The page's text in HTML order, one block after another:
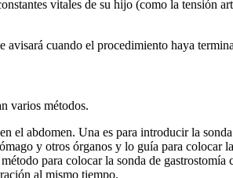
vitales de su hijo (como la tensión
avisará cuando el procedimiento haya
varios métodos.
el abdomen. Una es para introducir la
y otros órganos y lo guía para colocar
para colocar la sonda de
al mismo tiempo.